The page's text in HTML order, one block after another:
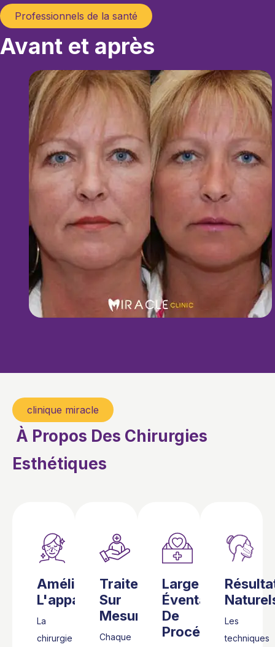
Professionnels de la santé
Avant et après
clinique miracle
À Propos Des Chirurgies
Esthétiques
Améliore
L'apparence
La
chirurgie
Traitements
Sur
Mesure
Chaque
Large
Éventail
De
Procédures
Les
techniques